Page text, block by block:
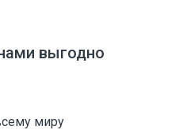
выгодно
миру